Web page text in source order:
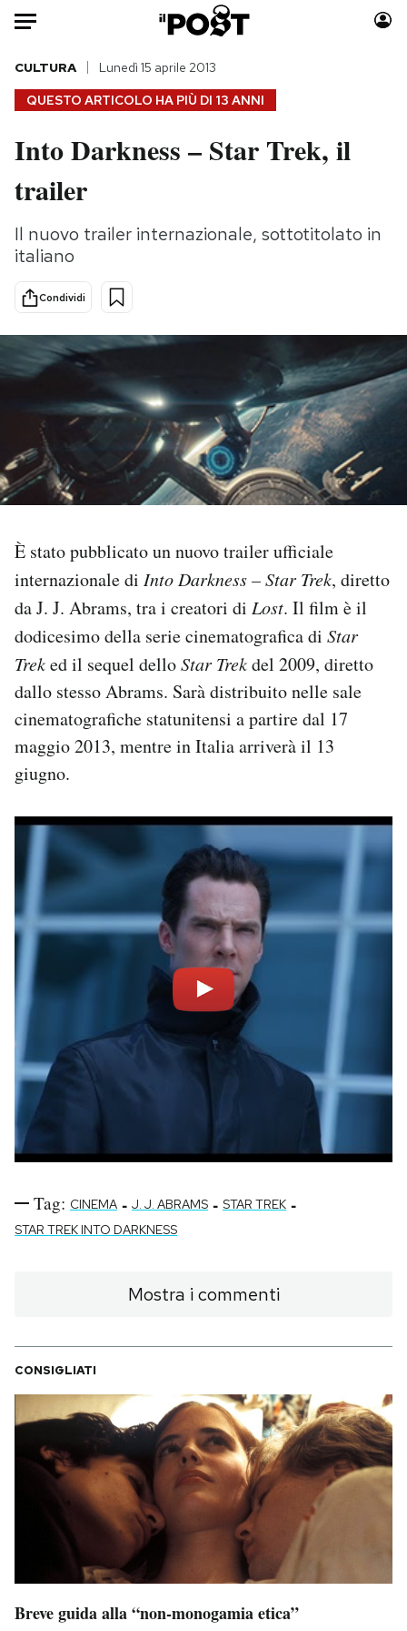
Auto
HOME
Italia
Politica
Tecnologia
Internet
Scienza
Cultura
Economia
Sport
Moda
Storie/Idee
Altrecose
Mondiali calcio 2026
PODCAST
NEWSLETTER
I MIEI PREFERITI
CALENDARIO
AREA PERSONALE
Area Personale
Notifiche mobile
Regala il Post
Hai bisogno di aiuto?
QUESTO ARTICOLO HA PIÙ DI 13 ANNI
CULTURA Lunedì 15 aprile 2013
Into Darkness – Star Trek, il
trailer
Il nuovo trailer internazionale, sottotitolato in
italiano
Condividi
È stato pubblicato un nuovo trailer ufficiale
internazionale di Into Darkness – Star Trek, diretto
da J. J. Abrams, tra i creatori di Lost. Il film è il
dodicesimo della serie cinematografica di Star
Treked il sequel delloStar Trekdel 2009, diretto
dallo stesso Abrams. Sarà distribuito nelle sale
cinematografiche statunitensi a partire dal 17
maggio 2013, mentre in Italia arriverà il 13
giugno.
Tag: CINEMA - J. J. ABRAMS - STAR TREK -
STAR TREK INTO DARKNESS
Mostra i commenti
CONSIGLIATI
Breve guida alla “non-monogamia etica”